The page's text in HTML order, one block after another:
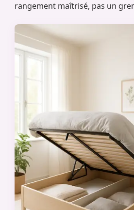
rangement maîtrisé, pas un